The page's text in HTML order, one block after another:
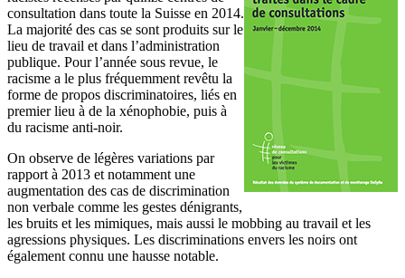
consultation dans toute la Suisse en 2014.
La majorité des cas se sont produits sur le
lieu de travail et dans l’administration
publique. Pour l’année sous revue, le
racisme a le plus fréquemment revêtu la
forme de propos discriminatoires, liés en
premier lieu à de la xénophobie, puis à
du racisme anti-noir.
On observe de légères variations par
rapport à 2013 et notamment une
augmentation des cas de discrimination
non verbale comme les gestes dénigrants,
les bruits et les mimiques, mais aussi le mobbing au travail et les
agressions physiques. Les discriminations envers les noirs ont
également connu une hausse notable.